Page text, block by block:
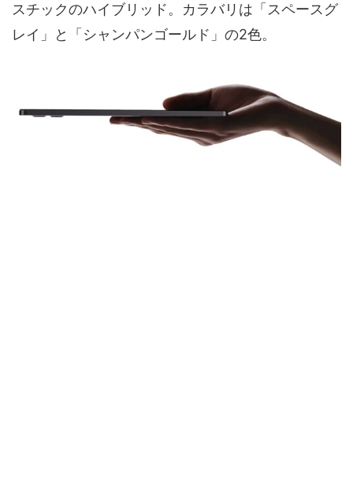
スチックのハイブリッド。カラバリは「スペースグ
レイ」と「シャンパンゴールド」の2色。